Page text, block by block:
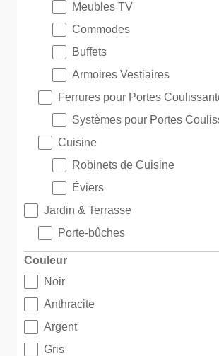
Meubles TV
Commodes
Buffets
Armoires Vestiaires
Ferrures pour Portes
Systèmes pour Portes
Cuisine
Robinets de Cuisine
Éviers
Jardin & Terrasse
Porte-bûches
Couleur
Couleur
Noir
Anthracite
Argent
Gris